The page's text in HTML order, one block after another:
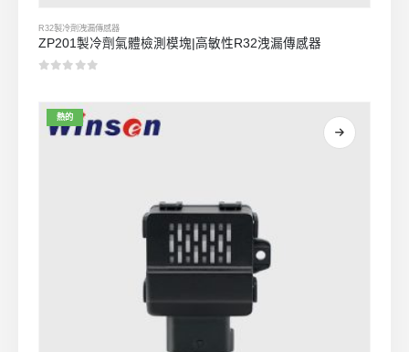
R32製冷劑洩漏傳感器
ZP201製冷劑氣體檢測模塊|高敏性R32洩漏傳感器
熱的